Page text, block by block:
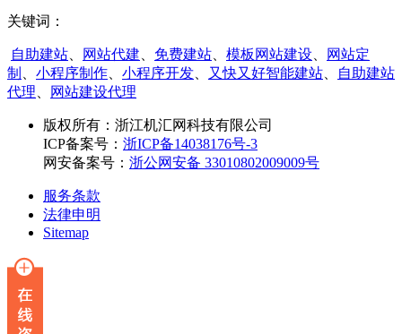
关键词：
自助建站 网站代建 免费建站 模板网站建设
网站定
制
小程序制作 小程序开发 又快又好智能建站
自助建站
代理
网站建设代理
版权所有： 浙江机汇网科技有限公司
ICP备案号： 浙ICP备14038176号-3
网安备案号： 浙公网安备 33010802009009号
服务条款
法律申明
Sitemap